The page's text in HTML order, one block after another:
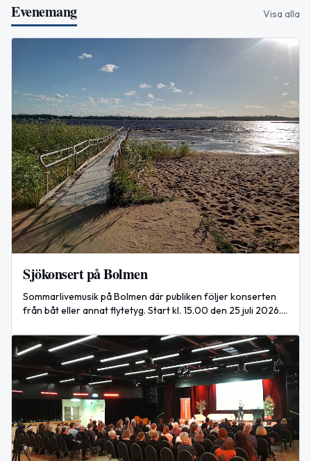
Evenemang Visa alla
Sjökonsert på Bolmen
Sommarlivemusik på Bolmen där publiken följer konserten
från båt eller annat flytetyg. Start kl. 15.00 den 25 juli 2026.